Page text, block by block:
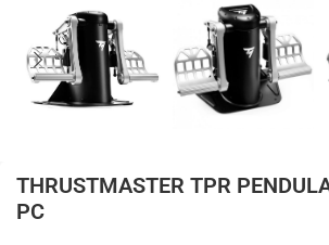
THRUSTMASTER TPR
PC